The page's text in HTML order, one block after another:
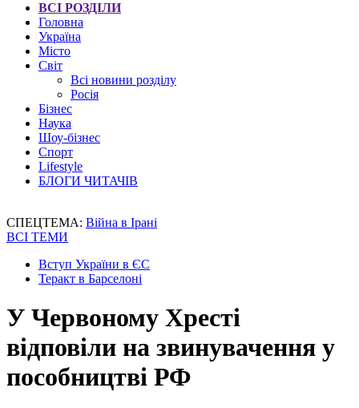
ВСІ РОЗДІЛИ
Головна
Україна
Місто
Світ
Всі новини розділу
Росія
Бізнес
Наука
Шоу-бізнес
Спорт
Lifestyle
БЛОГИ ЧИТАЧІВ
СПЕЦТЕМА: Війна в Ірані
ВСІ ТЕМИ
Вступ України в ЄС
Теракт в Барселоні
У Червоному Хресті
відповіли на звинувачення у
пособництві РФ